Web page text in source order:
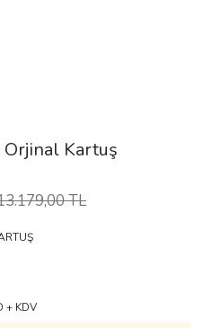
Orjinal Kartuş
TL
+ KDV